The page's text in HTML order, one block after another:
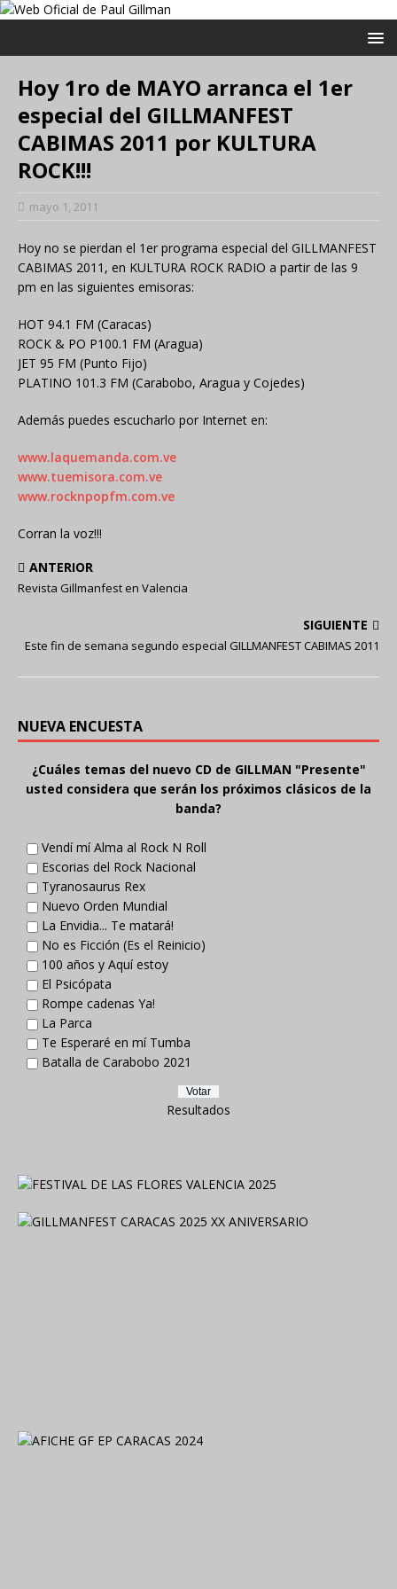
Hoy 1ro de MAYO arranca el 1er
especial del GILLMANFEST
CABIMAS 2011 por KULTURA
ROCK!!!
mayo 1, 2011
Hoy no se pierdan el 1er programa especial del GILLMANFEST
CABIMAS 2011, en KULTURA ROCK RADIO a partir de las 9
pm en las siguientes emisoras:
HOT 94.1 FM (Caracas)
ROCK & PO P100.1 FM (Aragua)
JET 95 FM (Punto Fijo)
PLATINO 101.3 FM (Carabobo, Aragua y Cojedes)
Además puedes escucharlo por Internet en:
www.laquemanda.com.ve
www.tuemisora.com.ve
www.rocknpopfm.com.ve
Corran la voz!!!
ANTERIOR
Revista Gillmanfest en Valencia
SIGUIENTE
Este fin de semana segundo especial GILLMANFEST CABIMAS 2011
NUEVA ENCUESTA
¿Cuáles temas del nuevo CD de GILLMAN "Presente"
usted considera que serán los próximos clásicos de la
banda?
Vendí mí Alma al Rock N Roll
Escorias del Rock Nacional
Tyranosaurus Rex
Nuevo Orden Mundial
La Envidia... Te matará!
No es Ficción (Es el Reinicio)
100 años y Aquí estoy
El Psicópata
Rompe cadenas Ya!
La Parca
Te Esperaré en mí Tumba
Batalla de Carabobo 2021
Resultados